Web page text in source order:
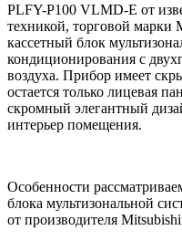
PLFY-P100 VLMD-E от
техникой, торговой марки
кассетный блок
кондиционирования с
воздуха. Прибор имеет
остается только лицевая
скромный элегантный
интерьер помещения.
Особенности
блока мультизональной
от производителя